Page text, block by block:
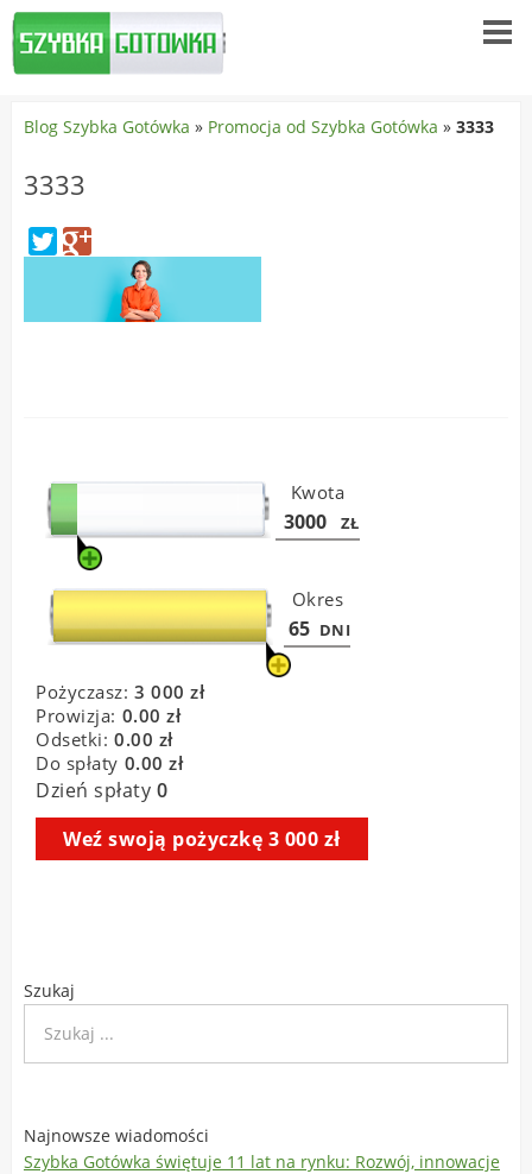
Blog Szybka Gotówka » Promocja od Szybka Gotówka » 3333
3333
Szukaj
Najnowsze wiadomości
Szybka Gotówka świętuje 11 lat na rynku: Rozwój, innowacje